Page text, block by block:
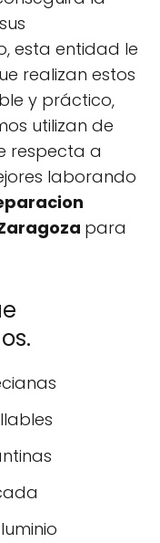
esta entidad le
realizan estos
y práctico,
utilizan de
respecta a
laborando
para